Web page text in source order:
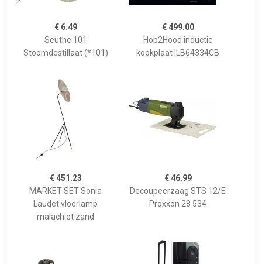
€ 6.49
Seuthe 101
Stoomdestillaat (*101)
€ 499.00
Hob2Hood inductie
kookplaat ILB64334CB
€ 451.23
MARKET SET Sonia
Laudet vloerlamp
malachiet zand
€ 46.99
Decoupeerzaag STS 12/E
Proxxon 28 534